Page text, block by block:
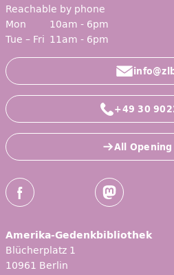
Reachable by phone
Mon
10am - 6pm
Tue – Fri 11am - 6pm
+49 30
All
Social Media
Facebook Mastodon
Amerika-Gedenkbibliothek
Blücherplatz 1
10961 Berlin